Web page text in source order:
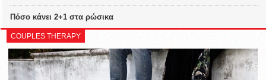
Πόσο κάνει 2+1 στα ρώσικα
COUPLES THERAPY